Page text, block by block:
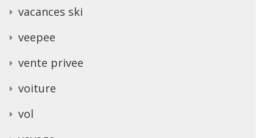
vacances ski
veepee
vente privee
voiture
vol